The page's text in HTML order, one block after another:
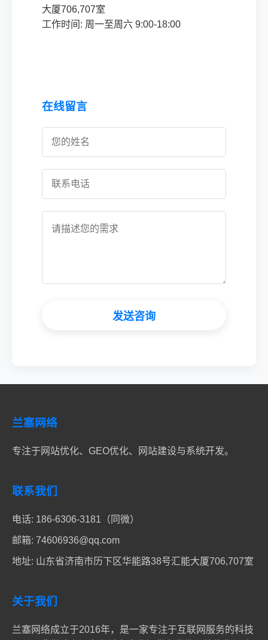
大厦706,707室
工作时间: 周一至周六 9:00-18:00
在线留言
发送咨询
兰塞网络
专注于网站优化、GEO优化、网站建设与系统开发。
联系我们
电话: 186-6306-3181（同微）
邮箱: 74606936@qq.com
地址: 山东省济南市历下区华能路38号汇能大厦706,707室
关于我们
兰塞网络成立于2016年，是一家专注于互联网服务的科技